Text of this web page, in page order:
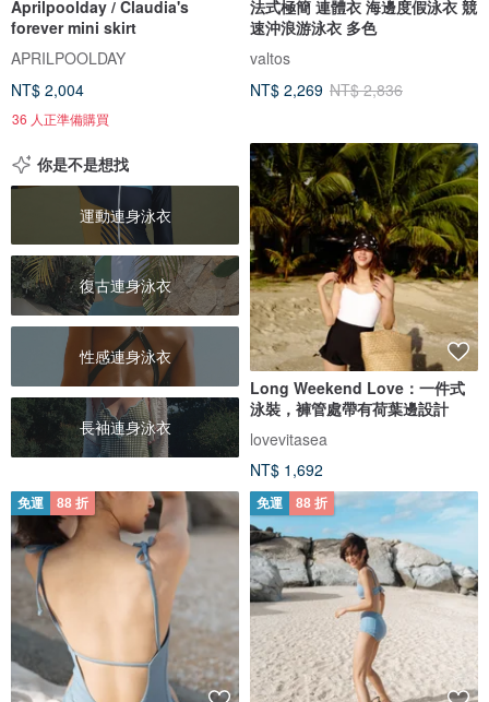
Aprilpoolday / Claudia's
forever mini skirt
APRILPOOLDAY
NT$ 2,004
36 人正準備購買
法式極簡 連體衣 海邊度假泳衣 競
速沖浪游泳衣 多色
valtos
NT$ 2,269 NT$ 2,836
你是不是想找
運動連身泳衣
復古連身泳衣
性感連身泳衣
長袖連身泳衣
Long Weekend Love：一件式
泳裝，褲管處帶有荷葉邊設計
lovevitasea
NT$ 1,692
免運 88 折 免運 88 折